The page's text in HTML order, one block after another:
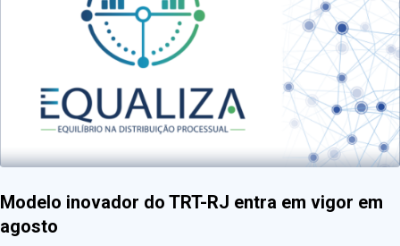
Modelo inovador do TRT-RJ entra em vigor em
agosto